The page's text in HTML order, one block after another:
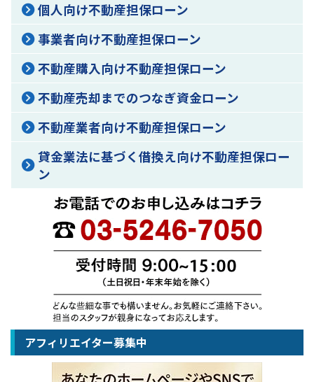
個人向け不動産担保ローン
事業者向け不動産担保ローン
不動産購入向け不動産担保ローン
不動産売却までのつなぎ資金ローン
不動産業者向け不動産担保ローン
貸金業法に基づく借換え向け不動産担保ロー
ン
アフィリエイター募集中